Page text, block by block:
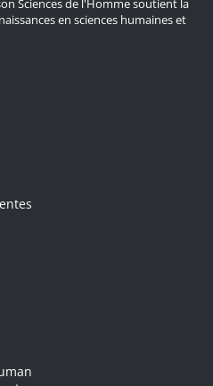
Sciences de l'Homme soutient la
en sciences humaines et